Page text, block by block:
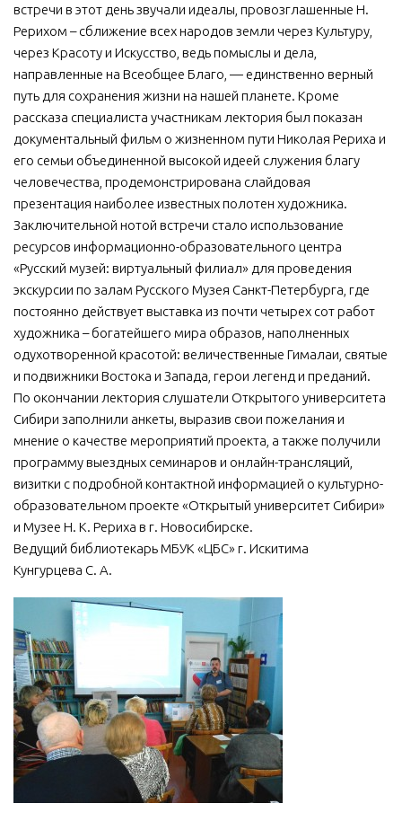
встречи в этот день звучали идеалы, провозглашенные Н.
Рерихом – сближение всех народов земли через Культуру,
через Красоту и Искусство, ведь помыслы и дела,
направленные на Всеобщее Благо, — единственно верный
путь для сохранения жизни на нашей планете. Кроме
рассказа специалиста участникам лектория был показан
документальный фильм о жизненном пути Николая Рериха и
его семьи объединенной высокой идеей служения благу
человечества, продемонстрирована слайдовая
презентация наиболее известных полотен художника.
Заключительной нотой встречи стало использование
ресурсов информационно-образовательного центра
«Русский музей: виртуальный филиал» для проведения
экскурсии по залам Русского Музея Санкт-Петербурга, где
постоянно действует выставка из почти четырех сот работ
художника – богатейшего мира образов, наполненных
одухотворенной красотой: величественные Гималаи, святые
и подвижники Востока и Запада, герои легенд и преданий.
По окончании лектория слушатели Открытого университета
Сибири заполнили анкеты, выразив свои пожелания и
мнение о качестве мероприятий проекта, а также получили
программу выездных семинаров и онлайн-трансляций,
визитки с подробной контактной информацией о культурно-
образовательном проекте «Открытый университет Сибири»
и Музее Н. К. Рериха в г. Новосибирске.
Ведущий библиотекарь МБУК «ЦБС» г. Искитима
Кунгурцева С. А.